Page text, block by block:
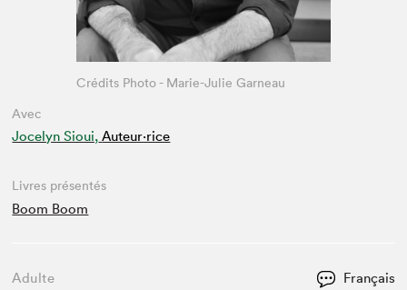
Avec
Jocelyn Sioui, Auteur·rice
Crédits Photo - Marie-Julie Garneau
Livres présentés
Boom Boom
Adulte Français